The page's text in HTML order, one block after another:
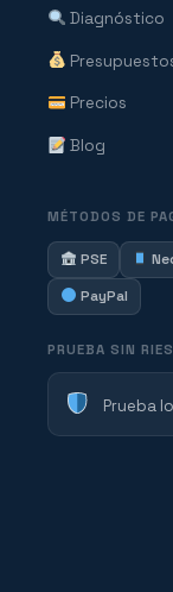
Diagnóstico
Precios
Blog
MÉTODOS DE
PSE
PayPal
PRUEBA SIN
Prueba